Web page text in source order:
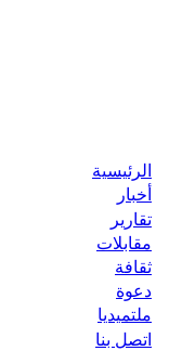
الرئيسية
أخبار
تقارير
مقابلات
ثقافة
دعوة
ملتميديا
اتصل بنا